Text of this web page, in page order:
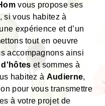
vous propose ses
, si vous habitez à
expérience et d’un
tout en oeuvre
accompagnons ainsi
et sommes à
habitez à Audierne,
pour vous transmettre
à votre projet de